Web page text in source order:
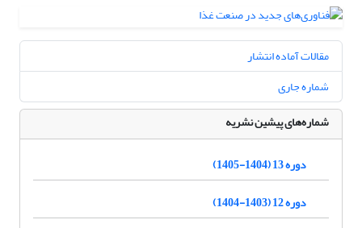
مقالات آماده انتشار
شماره جاری
شماره‌های پیشین نشریه
دوره 13 (1404-1405)
دوره 12 (1403-1404)